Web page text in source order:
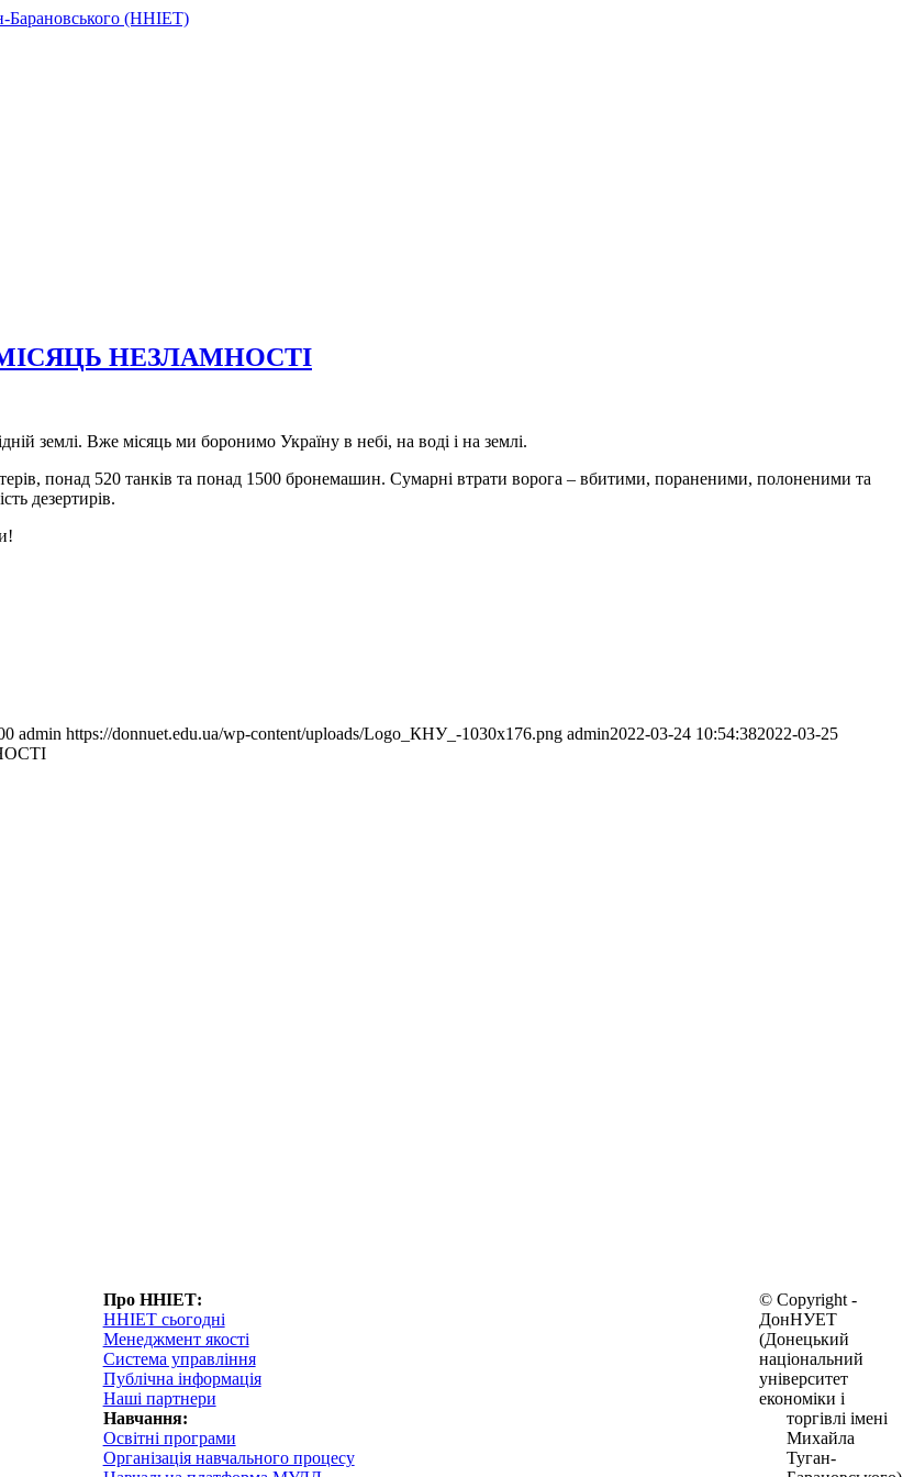
МІСЯЦЬ НЕЗЛАМНОСТІ
землі. Вже місяць ми боронимо Україну в небі, на воді і на землі.
понад 520 танків та понад 1500 бронемашин. Сумарні втрати ворога – вбитими, пораненими, полоненими та
дезертирів.
admin https://donnuet.edu.ua/wp-content/uploads/Logo_КНУ_-1030x176.png admin2022-03-24 10:54:382022-03-25
Про ННІЕТ:
ННІЕТ сьогодні
Менеджмент якості
Система управління
Публічна інформація
Наші партнери
Навчання:
Освітні програми
Організація навчального процесу
© Copyright -
ДонНУЕТ
(Донецький
національний
університет
економіки і
торгівлі імені
Михайла
Туган-